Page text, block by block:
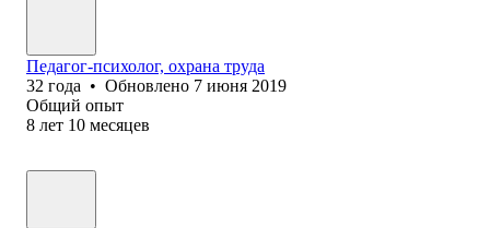
Педагог-психолог, охрана труда
32 года • Обновлено 7 июня 2019
Общий опыт
8 лет 10 месяцев